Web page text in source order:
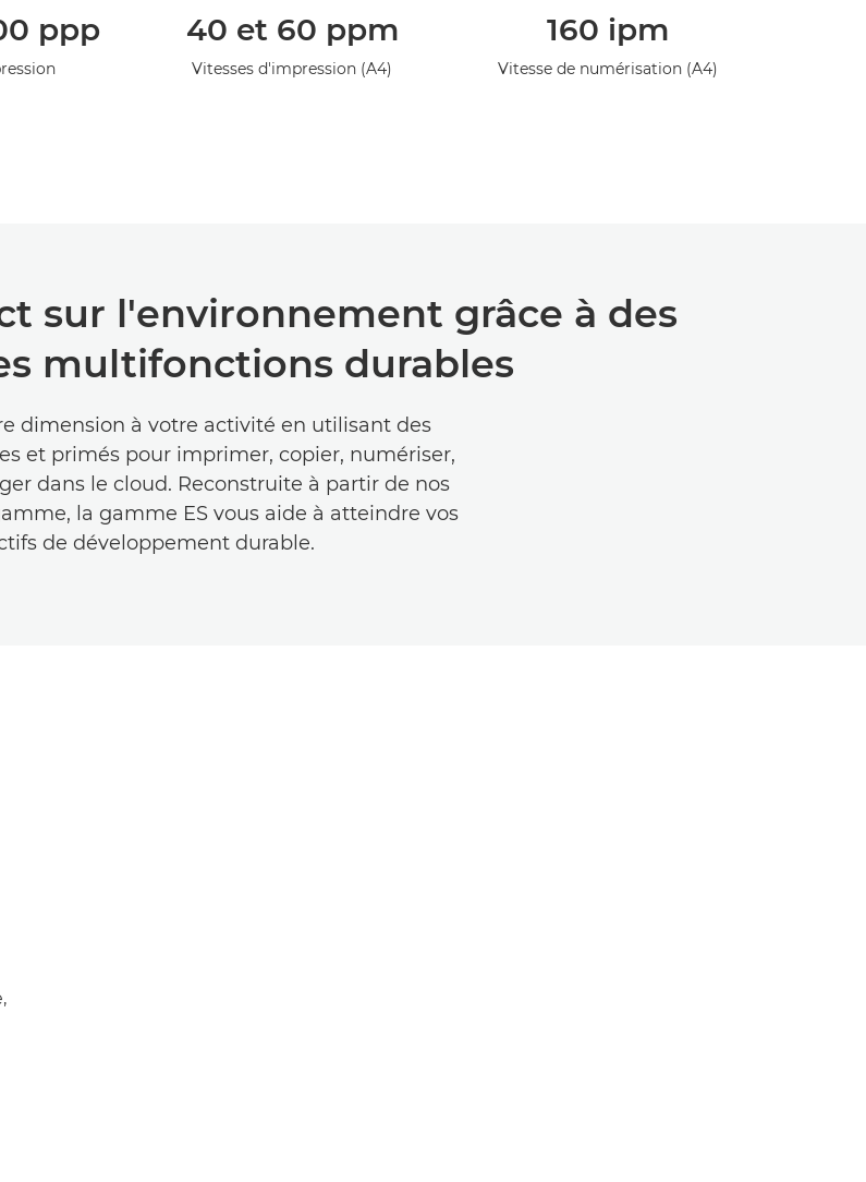
ppp 40 et 60 ppm
Vitesses d'impression (A4)
160 ipm
Vitesse de numérisation (A4)
sur l'environnement grâce à des
multifonctions durables
dimension à votre activité en utilisant des
et primés pour imprimer, copier, numériser,
dans le cloud. Reconstruite à partir de nos
la gamme ES vous aide à atteindre vos
de développement durable.